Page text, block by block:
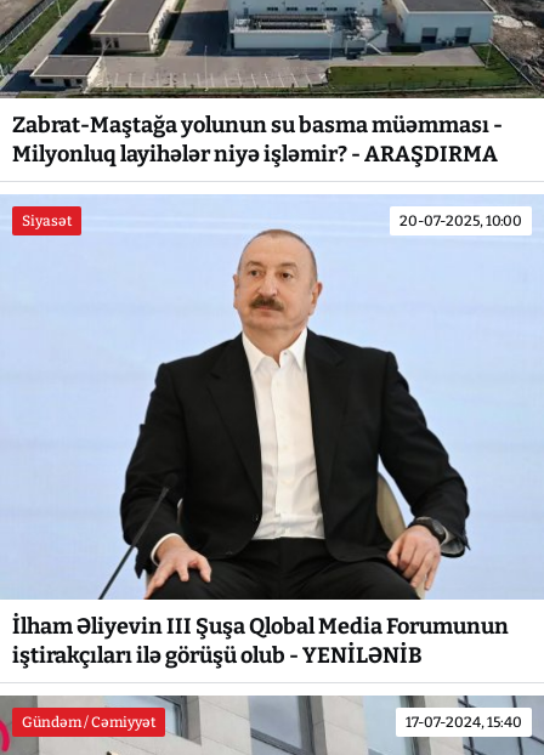
Zabrat-Maştağa yolunun su basma müəmması -
Milyonluq layihələr niyə işləmir? - ARAŞDIRMA
Siyasət 20-07-2025, 10:00
İlham Əliyevin III Şuşa Qlobal Media Forumunun
iştirakçıları ilə görüşü olub - YENİLƏNİB
Gündəm / Cəmiyyət 17-07-2024, 15:40